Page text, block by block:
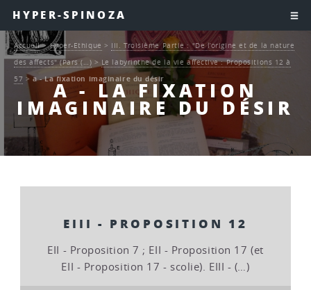
HYPER-SPINOZA
A - LA FIXATION
IMAGINAIRE DU DÉSIR
Accueil>Hyper-Ethique > III. Troisième Partie : "De l’origine et de la nature
des affects" (Pars (…) > Le labyrinthe de la vie affective : Propositions 12 à
57 >a - La fixation imaginaire du désir
EIII - PROPOSITION 12
EII - Proposition 7 ; EII - Proposition 17 (et
EII - Proposition 17 - scolie). EIII - (…)